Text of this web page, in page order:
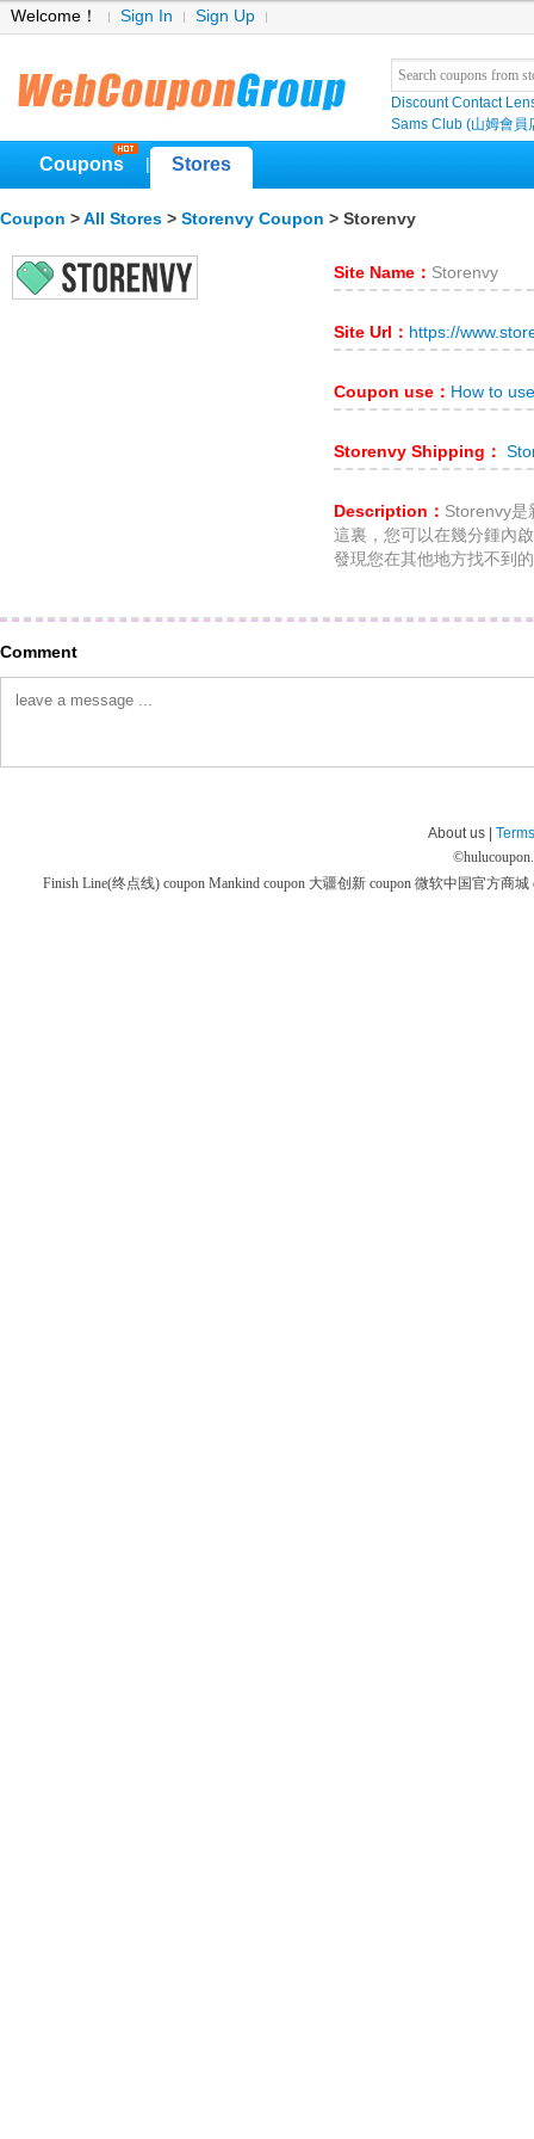
Welcome！ Sign In Sign Up
Discount Contact
Sams Club (山姆會員
Coupons Stores
Coupon > All Stores > Storenvy Coupon > Storenvy
Site Name： Storenvy
Site Url： https://
Coupon use： How to
Storenvy Shipping：
Description： Storenvy是
這裏，您可以在幾分鍾內
發現您在其他地方找不到
Comment
About us |
©
Finish Line(终点线) coupon Mankind coupon 大疆创新 coupon 微软中国官方商城